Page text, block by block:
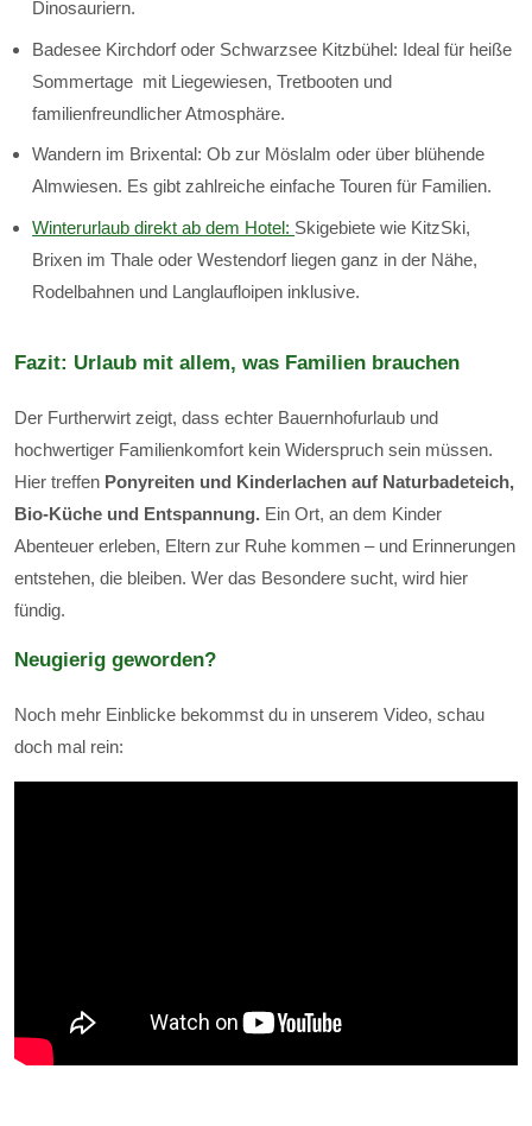
Dinosauriern.
Badesee Kirchdorf oder Schwarzsee Kitzbühel: Ideal für heiße
Sommertage mit Liegewiesen, Tretbooten und
familienfreundlicher Atmosphäre.
Wandern im Brixental: Ob zur Möslalm oder über blühende
Almwiesen. Es gibt zahlreiche einfache Touren für Familien.
Winterurlaub direkt ab dem Hotel: Skigebiete wie KitzSki,
Brixen im Thale oder Westendorf liegen ganz in der Nähe,
Rodelbahnen und Langlaufloipen inklusive.
Fazit: Urlaub mit allem, was Familien brauchen
Der Furtherwirt zeigt, dass echter Bauernhofurlaub und
hochwertiger Familienkomfort kein Widerspruch sein müssen.
Hier treffen Ponyreiten und Kinderlachen auf Naturbadeteich,
Bio-Küche und Entspannung. Ein Ort, an dem Kinder
Abenteuer erleben, Eltern zur Ruhe kommen – und Erinnerungen
entstehen, die bleiben. Wer das Besondere sucht, wird hier
fündig.
Neugierig geworden?
Noch mehr Einblicke bekommst du in unserem Video, schau
doch mal rein: